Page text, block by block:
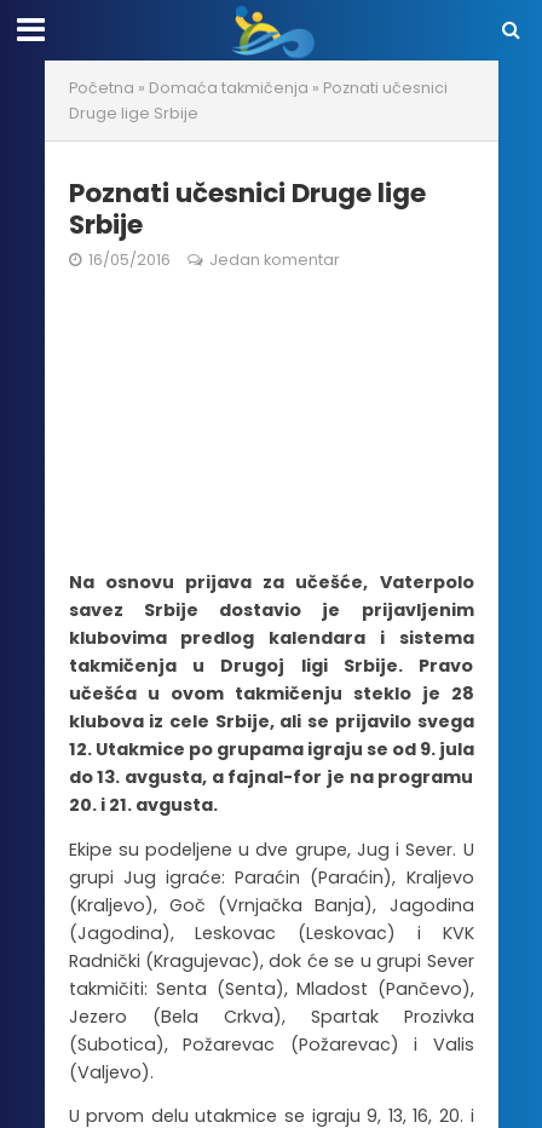
Početna » Domaća takmičenja » Poznati učesnici
Druge lige Srbije
Poznati učesnici Druge lige
Srbije
16/05/2016 Jedan komentar
Na osnovu prijava za učešće, Vaterpolo
savez Srbije dostavio je prijavljenim
klubovima predlog kalendara i sistema
takmičenja u Drugoj ligi Srbije. Pravo
učešća u ovom takmičenju steklo je 28
klubova iz cele Srbije, ali se prijavilo svega
12. Utakmice po grupama igraju se od 9. jula
do 13. avgusta, a fajnal-for je na programu
20. i 21. avgusta.
Ekipe su podeljene u dve grupe, Jug i Sever. U
grupi Jug igraće: Paraćin (Paraćin), Kraljevo
(Kraljevo), Goč (Vrnjačka Banja), Jagodina
(Jagodina), Leskovac (Leskovac) i KVK
Radnički (Kragujevac), dok će se u grupi Sever
takmičiti: Senta (Senta), Mladost (Pančevo),
Jezero (Bela Crkva), Spartak Prozivka
(Subotica), Požarevac (Požarevac) i Valis
(Valjevo).
U prvom delu utakmice se igraju 9, 13, 16, 20. i